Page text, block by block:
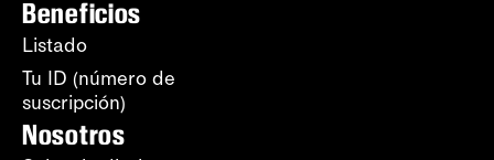
Beneficios
Listado
Tu ID (número de
suscripción)
Nosotros